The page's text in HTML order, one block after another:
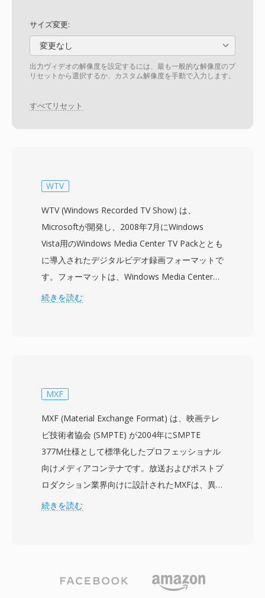
サイズ変更:
変更なし
出力ヴィデオの解像度を設定するには、最も一般的な解像度のプ
リセットから選択するか、カスタム解像度を手動で入力します。
すべてリセット
WTV
WTV (Windows Recorded TV Show) は、
Microsoftが開発し、2008年7月にWindows
Vista用のWindows Media Center TV Packととも
に導入されたデジタルビデオ録画フォーマットで
す。フォーマットは、Windows Media Centerが
使用していた以前のDVR-MS録画フォーマットを
に格納し、クローズドキャプションデータ、電子
ます。コンテナはタイムシフト機能をサポートす
る内部ディレクトリ構造を使用しており、
Windows Media Centerが録画中に同時に録画の
最初からの再生を可能にします。豊富なメタデー
タフレームワークは、番組タイトル、エピソード
説明、ジャンル、レーティング、初回放送日な
ル、地上波ATSC、ClearQAMチューナーソース
からの標準画質および高精細録画の両方をサポー
続きを読む
MXF
MXF (Material Exchange Format) は、映画テレ
ビ技術者協会 (SMPTE) が2004年にSMPTE
377M仕様として標準化したプロフェッショナル
向けメディアコンテナです。放送およびポストプ
ロダクション業界向けに設計されたMXFは、異
なる制作システムやプラットフォーム間で映像、
フェッショナルコーデックをサポートし、プロキ
続きを読む